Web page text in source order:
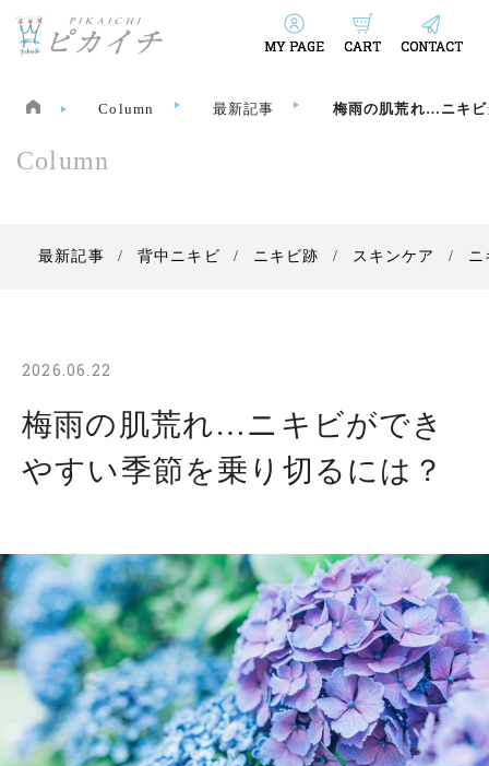
MY PAGE CART CONTACT
Column 最新記事 梅雨の肌荒れ…ニキ
Column
最新記事 背中ニキビ ニキビ跡 スキンケア ニ
2026.06.22
梅雨の肌荒れ…ニキビができ
やすい季節を乗り切るには？